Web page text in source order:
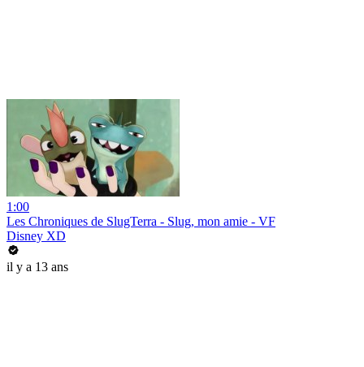
1:00
Les Chroniques de SlugTerra - Slug, mon amie - VF
Disney XD
il y a 13 ans